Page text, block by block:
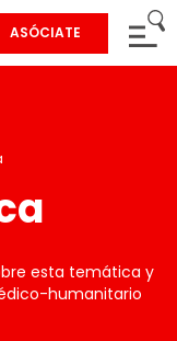
ASÓCIATE
esta temática y
humanitario